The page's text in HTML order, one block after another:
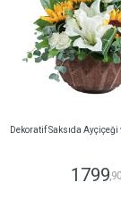
Dekoratif Saksıda
1799